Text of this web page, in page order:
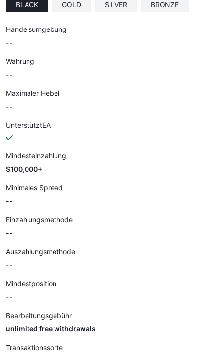
BLACK GOLD SILVER BRONZE
Handelsumgebung
--
Währung
--
Maximaler Hebel
--
UnterstütztEA
Mindesteinzahlung
$100,000+
Minimales Spread
--
Einzahlungsmethode
--
Auszahlungsmethode
--
Mindestposition
--
Bearbeitungsgebühr
unlimited free withdrawals
Transaktionssorte